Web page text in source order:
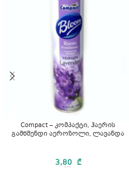
Compact – კომპაქტი, ჰაერის
გამწმენდი აეროზოლი, ლავანდა
3,80 ₾
...